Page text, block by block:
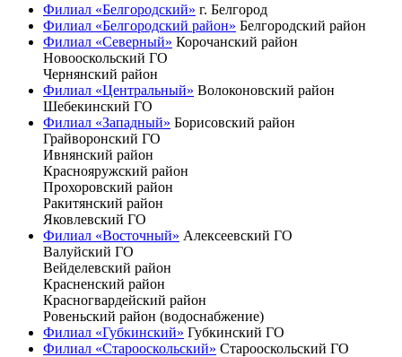
Филиал «Белгородский» г. Белгород
Филиал «Белгородский район» Белгородский район
Филиал «Северный» Корочанский район
Новооскольский ГО
Чернянский район
Филиал «Центральный» Волоконовский район
Шебекинский ГО
Филиал «Западный» Борисовский район
Грайворонский ГО
Ивнянский район
Краснояружский район
Прохоровский район
Ракитянский район
Яковлевский ГО
Филиал «Восточный» Алексеевский ГО
Валуйский ГО
Вейделевский район
Красненский район
Красногвардейский район
Ровеньский район (водоснабжение)
Филиал «Губкинский» Губкинский ГО
Филиал «Старооскольский» Старооскольский ГО